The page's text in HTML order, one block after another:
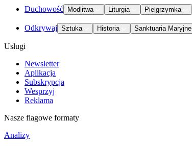
Duchowość Modlitwa Liturgia Pielgrzymka
Odkrywaj Sztuka Historia Sanktuaria Maryjne
Usługi
Newsletter
Aplikacja
Subskrypcja
Wesprzyj
Reklama
Nasze flagowe formaty
Analizy